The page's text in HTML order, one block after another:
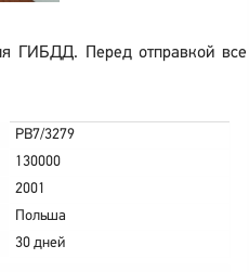
ГИБДД. Перед отправкой все
PB7/3279
130000
2001
Польша
30 дней